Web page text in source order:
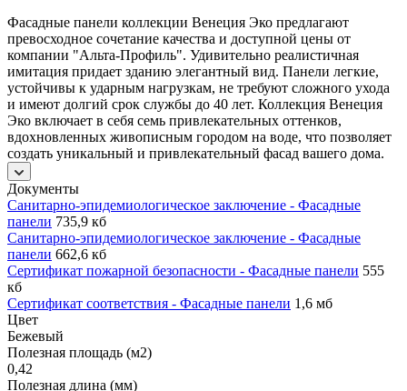
Фасадные панели коллекции Венеция Эко предлагают
превосходное сочетание качества и доступной цены от
компании "Альта-Профиль". Удивительно реалистичная
имитация придает зданию элегантный вид. Панели легкие,
устойчивы к ударным нагрузкам, не требуют сложного ухода
и имеют долгий срок службы до 40 лет. Коллекция Венеция
Эко включает в себя семь привлекательных оттенков,
вдохновленных живописным городом на воде, что позволяет
создать уникальный и привлекательный фасад вашего дома.
Документы
Санитарно-эпидемиологическое заключение - Фасадные
панели 735,9 кб
Санитарно-эпидемиологическое заключение - Фасадные
панели 662,6 кб
Сертификат пожарной безопасности - Фасадные панели 555
кб
Сертификат соответствия - Фасадные панели 1,6 мб
Цвет
Бежевый
Полезная площадь (м2)
0,42
Полезная длина (мм)